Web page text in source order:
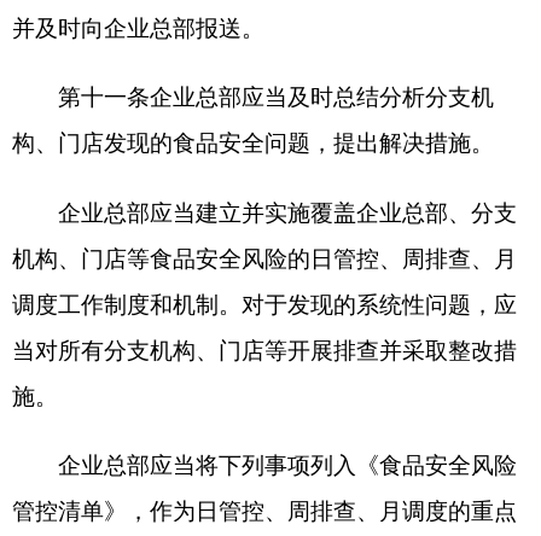
要，每年将一定数额的营业收入用于食品安全管
理，切实履行食品安全管理职责，并对由于保证食
承担责任。
企业总部应当建立考核评价制度，加强对分支
机构、门店等的考核评价，结合实际明确准入、评
价、惩戒、退出等具体要求，将落实食品安全责任
食品安全责任。
除自身依法应当承担的食品安全责任。
第十三条企业总部应当自行或者委托第三方定